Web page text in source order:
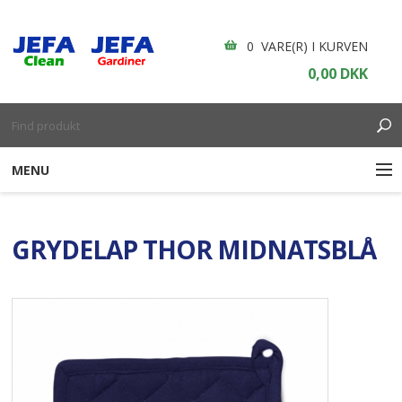
0 VARE(R) I KURVEN
0,00 DKK
MENU
ENGANGSARTIKLER
BOLIGINDRETNING
BORDDÆKNING
GRYDELAP THOR MIDNATSBLÅ